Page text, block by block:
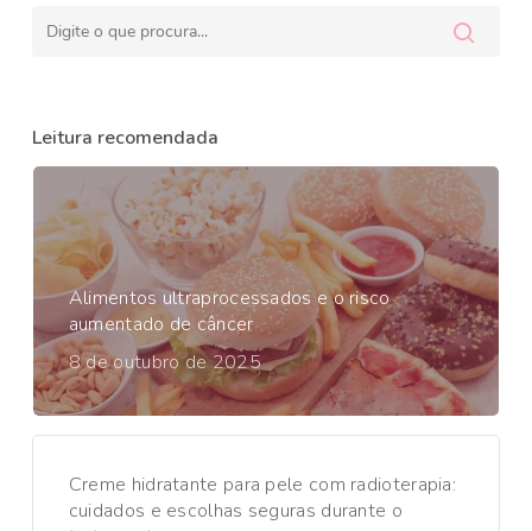
Leitura recomendada
Alimentos ultraprocessados e o risco
aumentado de câncer
8 de outubro de 2025
Creme hidratante para pele com radioterapia:
cuidados e escolhas seguras durante o